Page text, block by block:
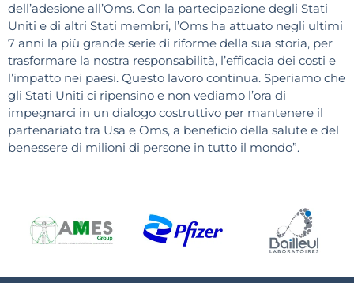
dell’adesione all’Oms. Con la partecipazione degli Stati
Uniti e di altri Stati membri, l’Oms ha attuato negli ultimi
7 anni la più grande serie di riforme della sua storia, per
trasformare la nostra responsabilità, l’efficacia dei costi e
l’impatto nei paesi. Questo lavoro continua. Speriamo che
gli Stati Uniti ci ripensino e non vediamo l’ora di
impegnarci in un dialogo costruttivo per mantenere il
partenariato tra Usa e Oms, a beneficio della salute e del
benessere di milioni di persone in tutto il mondo”.